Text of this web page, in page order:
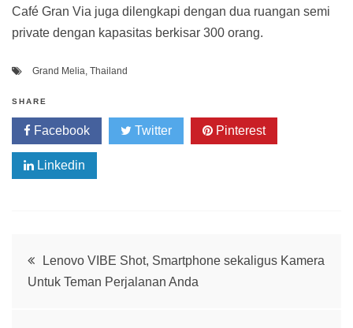
Café Gran Via juga dilengkapi dengan dua ruangan semi
private dengan kapasitas berkisar 300 orang.
Grand Melia, Thailand
SHARE
Facebook Twitter Pinterest
Linkedin
Post
navigation
Lenovo VIBE Shot, Smartphone sekaligus Kamera
Untuk Teman Perjalanan Anda